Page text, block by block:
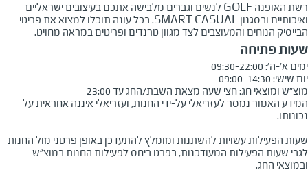
רשת האופנה GOLF לנשים וגברים מלבישה אתכם בעיצובים ישראליים
ואיכותיים ובסגנון SMART CASUAL. בכל עונה תוכלו למצוא את פריטי
הבייסיק הנוחים והמעוצבים לצד מגוון טרנדים ופריטים במראה מחויט.
שעות פתיחה
מוצ"ש ומוצאי חג: חצי שעה מצאת השבת/החג עד 23:00
המידע האמור נמסר לעזריאלי על-ידי החנות, ועזריאלי איננה אחראית על
שעות הפעילות עשויות להשתנות ומומלץ להתעדכן באופן פרטני מול החנות
לגבי שעות הפעילות המעודכנות, בפרט ביחס לפעילות החנות במוצ"ש
ובמוצאי החג.